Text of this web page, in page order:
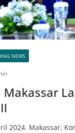
NEWS
2024. Makassar,